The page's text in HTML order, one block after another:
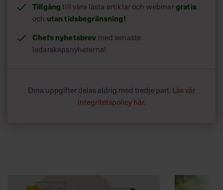
Tillgång till våra låsta artiklar och webinargratis
och utan tidsbegränsning!
Chefs nyhetsbrev med senaste
ledarskapsnyheterna!
Dina uppgifter delas aldrig med tredje part. Läs vår
integritetspolicy här.